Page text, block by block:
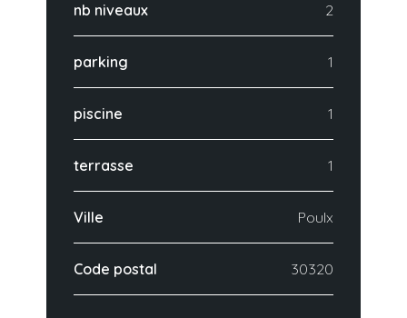
nb niveaux 2
parking 1
piscine 1
terrasse 1
Ville Poulx
Code postal 30320